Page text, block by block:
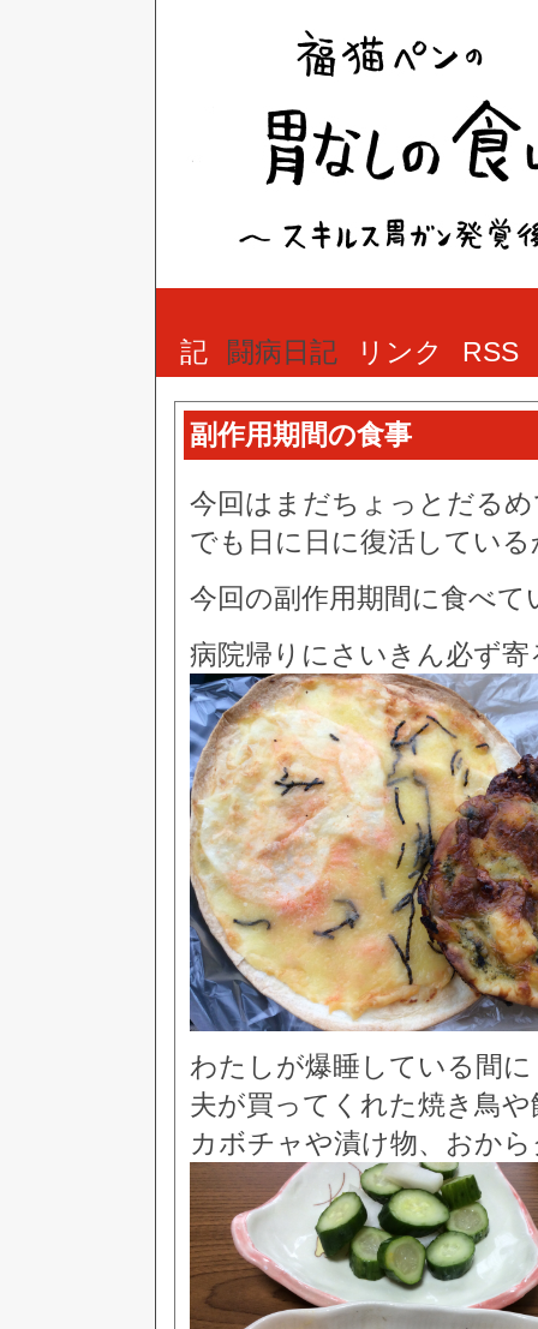
記 闘病日記 リンク RSS
副作用期間の食事
今回はまだちょっとだる
でも日に日に復活してい
今回の副作用期間に食べて
病院帰りにさいきん必ず
わたしが爆睡している間に
夫が買ってくれた焼き鳥
カボチャや漬け物、おか